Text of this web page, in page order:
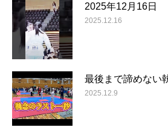
2025年12月16日
2025.12.16
最後まで諦めない
2025.12.9